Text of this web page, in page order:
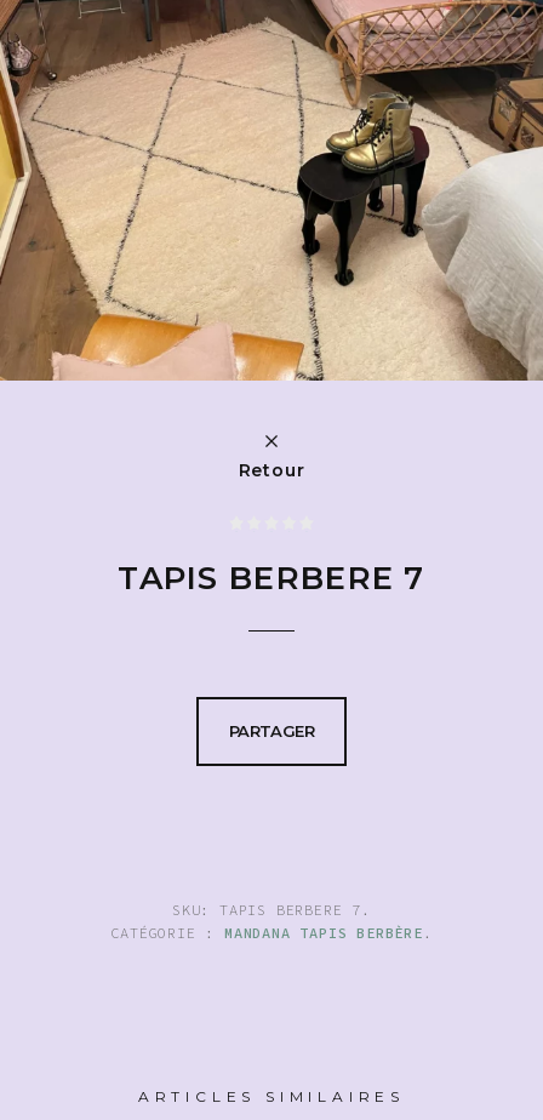
Retour
TAPIS BERBERE 7
PARTAGER
SKU:TAPIS BERBERE 7 .
CATÉGORIE : MANDANA TAPIS BERBÈRE .
ARTICLES SIMILAIRES